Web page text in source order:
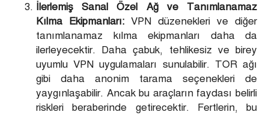
İlerlemiş Sanal Özel Ağ ve Tanımlanamaz
Kılma Ekipmanları: VPN düzenekleri ve diğer
tanımlanamaz kılma ekipmanları daha da
ilerleyecektir. Daha çabuk, tehlikesiz ve birey
uyumlu VPN uygulamaları sunulabilir. TOR ağı
gibi daha anonim tarama seçenekleri de
yaygınlaşabilir. Ancak bu araçların faydası belirli
riskleri beraberinde getirecektir. Fertlerin, bu